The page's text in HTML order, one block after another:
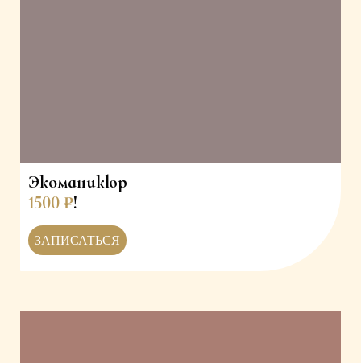
Экоманикюр
1500 ₽!
ЗАПИСАТЬСЯ